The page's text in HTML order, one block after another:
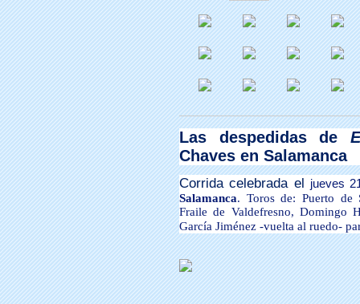
Las despedidas de
Chaves en Salamanca
Corrida celebrada el jueves
Salamanca. Toros de: Puerto de
Fraile de Valdefresno, Domingo
García Jiménez -vuelta al ruedo-